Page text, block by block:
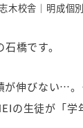
木校舎｜明成個別
橋です。
伸びない…
の生徒が「